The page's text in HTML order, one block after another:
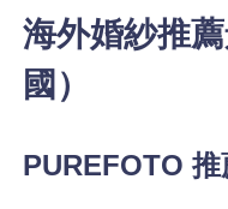
海外婚紗推
國）
PUREFOTO 推